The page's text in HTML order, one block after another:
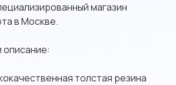
магазин
в Москве.
описание:
толстая резина